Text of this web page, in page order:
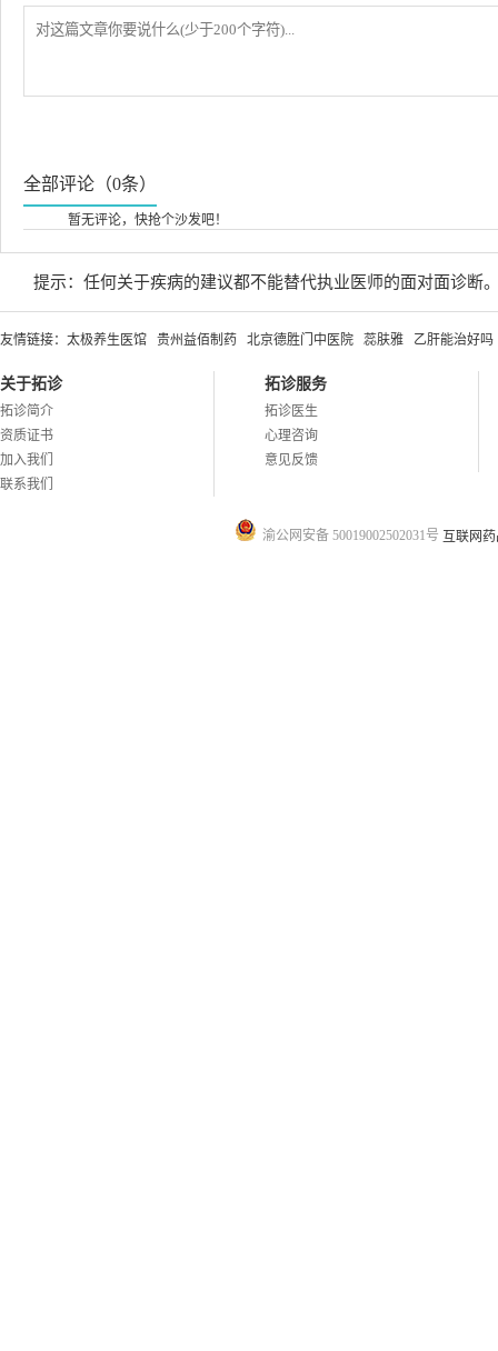
全部评论（0条）
暂无评论，快抢个沙发吧！
提示：任何关于疾病的建议都不能替代执业医师的面对面诊断
友情链接： 太极养生医馆 贵州益佰制药 北京德胜门中医院 蕊肤雅 乙肝能治好吗
关于拓诊
拓诊简介
资质证书
加入我们
联系我们
拓诊服务
拓诊医生
心理咨询
意见反馈
渝公网安备 50019002502031号 互联网